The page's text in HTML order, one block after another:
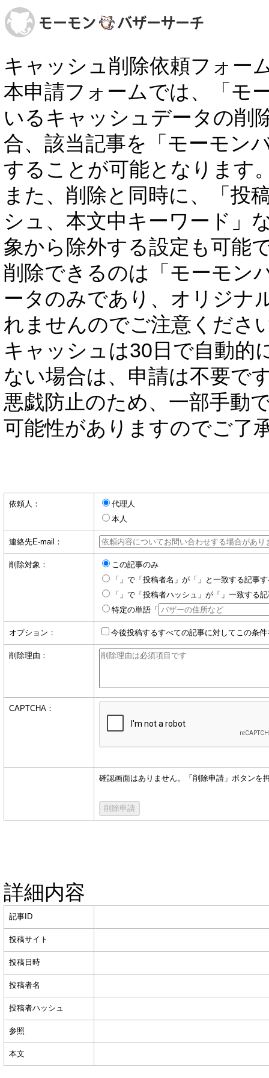
キャッシュ削除依頼フォー
本申請フォームでは、「モ
いるキャッシュデータの削
合、該当記事を「モーモン
することが可能となります
また、削除と同時に、「投
シュ、本文中キーワード」
象から除外する設定も可能
削除できるのは「モーモン
ータのみであり、オリジナ
れませんのでご注意くださ
キャッシュは30日で自動的
ない場合は、申請は不要で
悪戯防止のため、一部手動
可能性がありますのでご了
依頼人：
代理人
本人
連絡先E-mail：
削除対象：
この記事のみ
「」で「投稿者名」が「」と一致する記事
「」で「投稿者ハッシュ」が「」一致する
特定の単語「
オプション： 今後投稿するすべての記事に対してこの条
削除理由：
CAPTCHA：
確認画面はありません。「削除申請」ボタンを
詳細内容
記事ID
投稿サイト
投稿日時
投稿者名
投稿者ハッシュ
参照
本文